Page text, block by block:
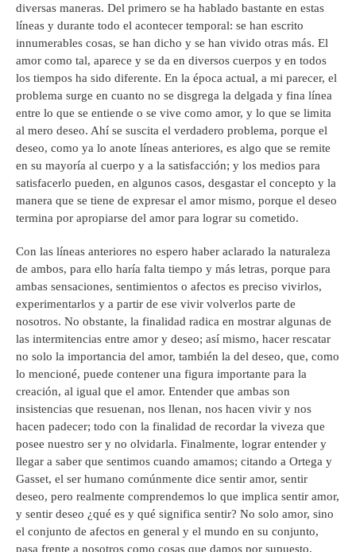
diversas maneras. Del primero se ha hablado bastante en estas
líneas y durante todo el acontecer temporal: se han escrito
innumerables cosas, se han dicho y se han vivido otras más. El
amor como tal, aparece y se da en diversos cuerpos y en todos
los tiempos ha sido diferente. En la época actual, a mi parecer, el
problema surge en cuanto no se disgrega la delgada y fina línea
entre lo que se entiende o se vive como amor, y lo que se limita
al mero deseo. Ahí se suscita el verdadero problema, porque el
deseo, como ya lo anote líneas anteriores, es algo que se remite
en su mayoría al cuerpo y a la satisfacción; y los medios para
satisfacerlo pueden, en algunos casos, desgastar el concepto y la
manera que se tiene de expresar el amor mismo, porque el deseo
termina por apropiarse del amor para lograr su cometido.
Con las líneas anteriores no espero haber aclarado la naturaleza
de ambos, para ello haría falta tiempo y más letras, porque para
ambas sensaciones, sentimientos o afectos es preciso vivirlos,
experimentarlos y a partir de ese vivir volverlos parte de
nosotros. No obstante, la finalidad radica en mostrar algunas de
las intermitencias entre amor y deseo; así mismo, hacer rescatar
no solo la importancia del amor, también la del deseo, que, como
lo mencioné, puede contener una figura importante para la
creación, al igual que el amor. Entender que ambas son
insistencias que resuenan, nos llenan, nos hacen vivir y nos
hacen padecer; todo con la finalidad de recordar la viveza que
posee nuestro ser y no olvidarla. Finalmente, lograr entender y
llegar a saber que sentimos cuando amamos; citando a Ortega y
Gasset, el ser humano comúnmente dice sentir amor, sentir
deseo, pero realmente comprendemos lo que implica sentir amor,
y sentir deseo ¿qué es y qué significa sentir? No solo amor, sino
el conjunto de afectos en general y el mundo en su conjunto,
pasa frente a nosotros como cosas que damos por supuesto.